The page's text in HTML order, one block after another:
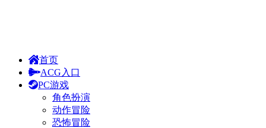
首页
ACG入口
PC游戏
角色扮演
动作冒险
恐怖冒险